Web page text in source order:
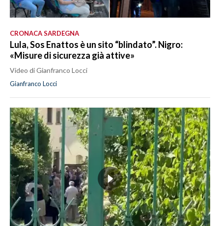
CRONACA SARDEGNA
Lula, Sos Enattos è un sito “blindato”. Nigro:
«Misure di sicurezza già attive»
Video di Gianfranco Locci
Gianfranco Locci